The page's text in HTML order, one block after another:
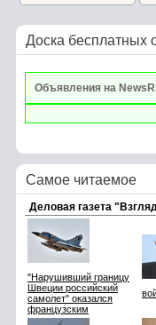
Доска бесплатных
Объявления на
Самое читаемое